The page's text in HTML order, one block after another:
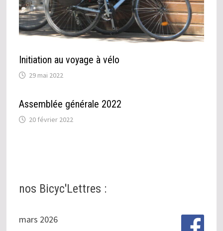
Initiation au voyage à vélo
29 mai 2022
Assemblée générale 2022
20 février 2022
nos Bicyc'Lettres :
mars 2026